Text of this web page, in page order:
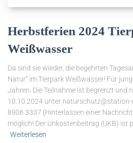
Herbstferien 2024
Weißwasser
Da sind sie wieder, die begehrten
Natur“ im Tierpark Weißwasser! Für
Jahren. Die Teilnahme ist begrenzt und
10.10.2024 unter naturschutz@station-
8906 3337 (Hinterlassen einer
möglich! Der Unkostenbeitrag (UKB) ist
Weiterlesen